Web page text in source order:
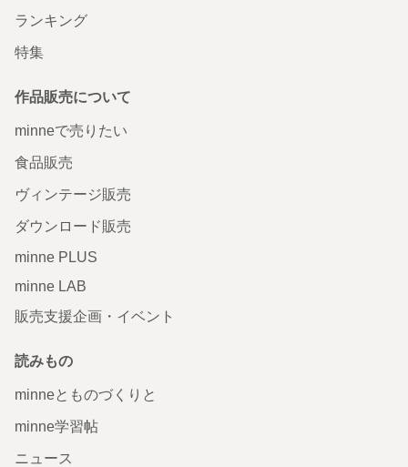
ランキング
特集
作品販売について
minneで売りたい
食品販売
ヴィンテージ販売
ダウンロード販売
minne PLUS
minne LAB
販売支援企画・イベント
読みもの
minneとものづくりと
minne学習帖
ニュース